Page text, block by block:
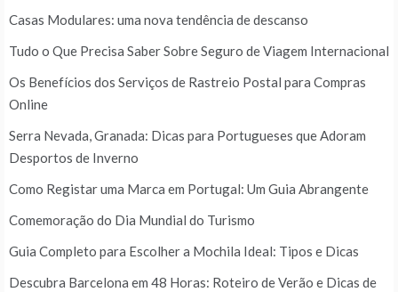
Casas Modulares: uma nova tendência de descanso
Tudo o Que Precisa Saber Sobre Seguro de Viagem Internacional
Os Benefícios dos Serviços de Rastreio Postal para Compras
Online
Serra Nevada, Granada: Dicas para Portugueses que Adoram
Desportos de Inverno
Como Registar uma Marca em Portugal: Um Guia Abrangente
Comemoração do Dia Mundial do Turismo
Guia Completo para Escolher a Mochila Ideal: Tipos e Dicas
Descubra Barcelona em 48 Horas: Roteiro de Verão e Dicas de